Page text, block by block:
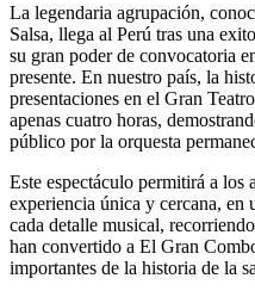
La legendaria agrupación,
Salsa, llega al Perú tras una
su gran poder de convocatoria
presente. En nuestro país, la
presentaciones en el Gran
apenas cuatro horas,
público por la orquesta
Este espectáculo permitirá a los
experiencia única y cercana, en
cada detalle musical,
han convertido a El Gran
importantes de la historia de la